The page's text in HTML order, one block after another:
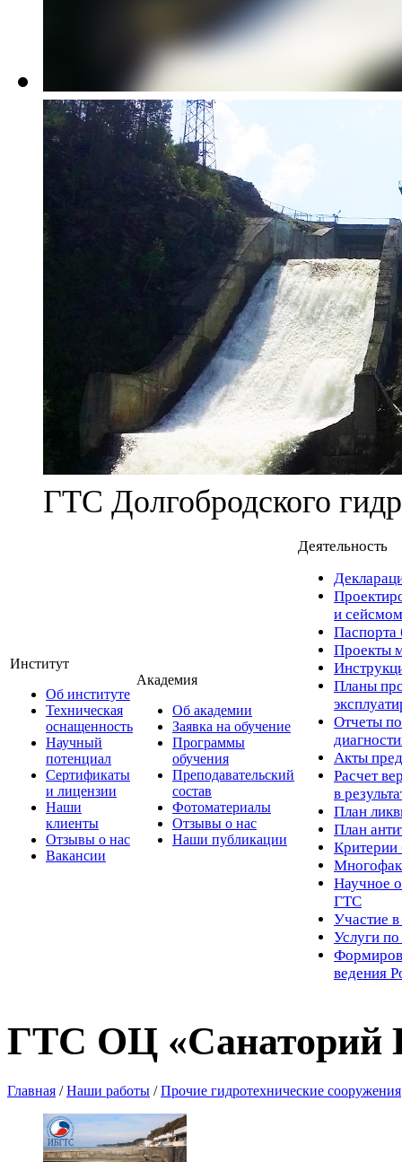
ГТС Долгобродского
Институт
Об институте
Техническая
оснащенность
Научный
потенциал
Сертификаты
и лицензии
Наши
клиенты
Отзывы о нас
Вакансии
Академия
Об академии
Заявка на обучение
Программы
обучения
Преподавательский
состав
Фотоматериалы
Отзывы о нас
Наши публикации
Деятельность
и
Паспорта
Проекты
Планы
Отчеты по
Акты
Расчет
в
План
План
Критерии
Научное
ГТС
Участие
Услуги
ведения
ГТС ОЦ «Санаторий
Главная / Наши работы / Прочие гидротехнические сооружения